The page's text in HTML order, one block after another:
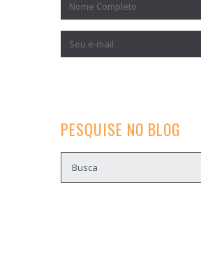
PESQUISE NO BLOG